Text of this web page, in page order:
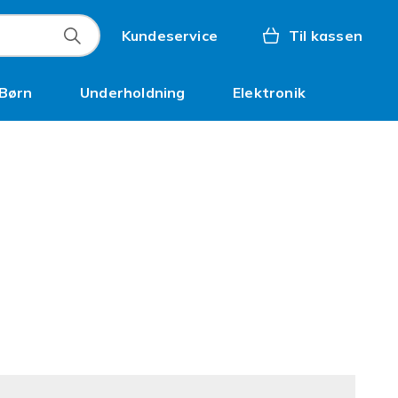
Kundeservice Til kassen
Børn Underholdning Elektronik